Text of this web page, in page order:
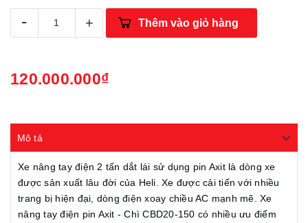
- + Thêm vào giỏ hàng
120.000.000₫
Mô tả
Xe nâng tay điện 2 tấn dắt lái sử dụng pin Axit là dòng xe
được sản xuất lâu đời của Heli. Xe được cải tiến với nhiều
trang bị hiện đại, dòng điện xoay chiều AC mạnh mẽ. Xe
nâng tay điện pin Axit - Chì CBD20-150 có nhiều ưu điểm